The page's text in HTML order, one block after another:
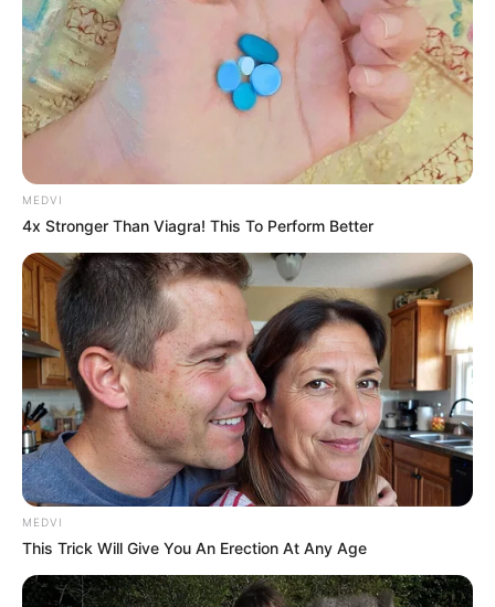
MEDVI
4x Stronger Than Viagra! This To Perform Better
MEDVI
This Trick Will Give You An Erection At Any Age